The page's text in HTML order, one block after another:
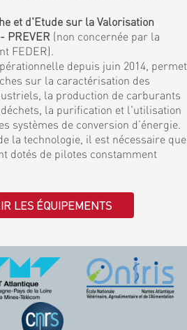
et d'Etude sur la Valorisation
PREVER (non concernée par la
FEDER).
depuis juin 2014, permet
sur la caractérisation des
la production de carburants
la purification et l'utilisation
systèmes de conversion d’énergie.
la technologie, il est nécessaire que
dotés de pilotes constamment
LES ÉQUIPEMENTS